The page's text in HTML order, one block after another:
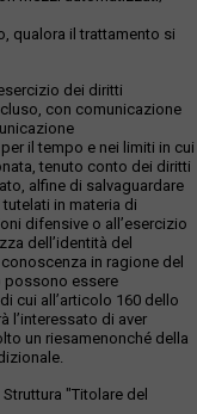
qualora il trattamento si
dei diritti
con comunicazione
il tempo e nei limiti in cui
tenuto conto dei diritti
alfine di salvaguardare
in materia di
difensive o all’esercizio
dell’identità del
in ragione del
possono essere
cui all’articolo 160 dello
l’interessato di aver
un riesamenonché della
"Titolare del